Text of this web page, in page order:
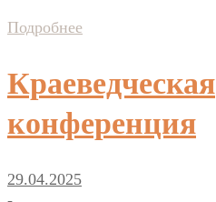
Подробнее
Краеведческая
конференция
29.04.2025